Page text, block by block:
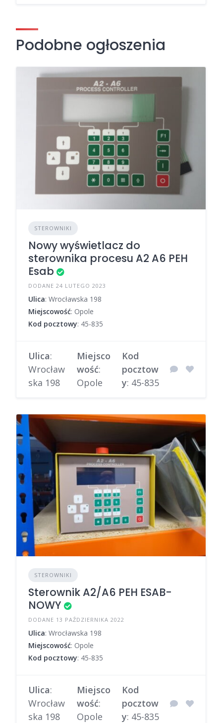
Podobne ogłoszenia
STEROWNIKI
Nowy wyświetlacz do
sterownika procesu A2 A6 PEH
Esab
DODANE 24 LUTEGO 2023
Ulica: Wrocławska 198
Miejscowość: Opole
Kod pocztowy: 45-835
Ulica:
Wrocław
ska 198
Miejsco
wość:
Opole
Kod
pocztow
y: 45-835
STEROWNIKI
Sterownik A2/A6 PEH ESAB-
NOWY
DODANE 13 PAŹDZIERNIKA 2022
Ulica: Wrocławska 198
Miejscowość: Opole
Kod pocztowy: 45-835
Ulica:
Wrocław
ska 198
Miejsco
wość:
Opole
Kod
pocztow
y: 45-835